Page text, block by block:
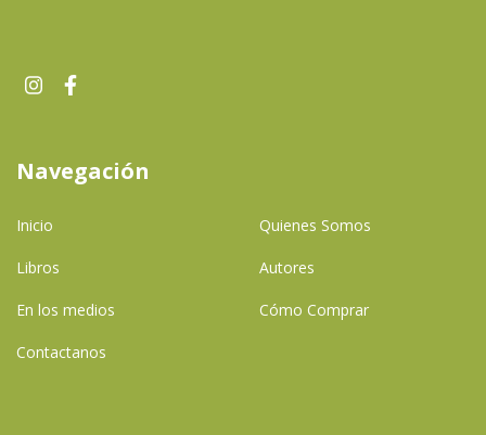
Navegación
Inicio Quienes Somos
Libros Autores
En los medios Cómo Comprar
Contactanos